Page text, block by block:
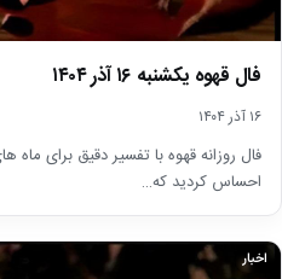
فال قهوه یکشنبه ۱۶ آذر ۱۴۰۴
۱۶ آذر ۱۴۰۴
فال روزانه قهوه با تفسیر دقیق برای ماه
احساس کردید که…
اخبار